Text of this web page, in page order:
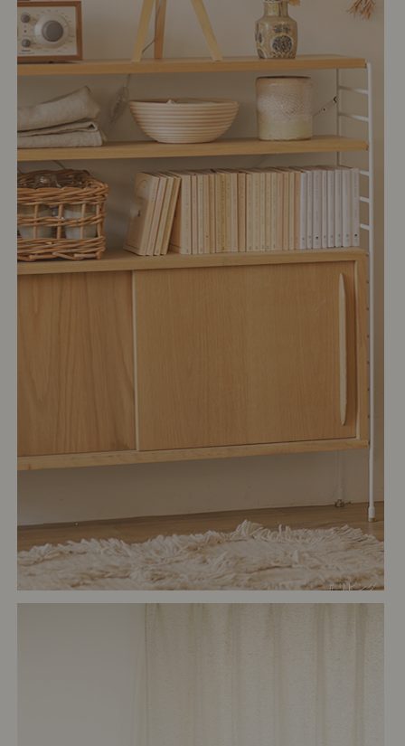
# リビング